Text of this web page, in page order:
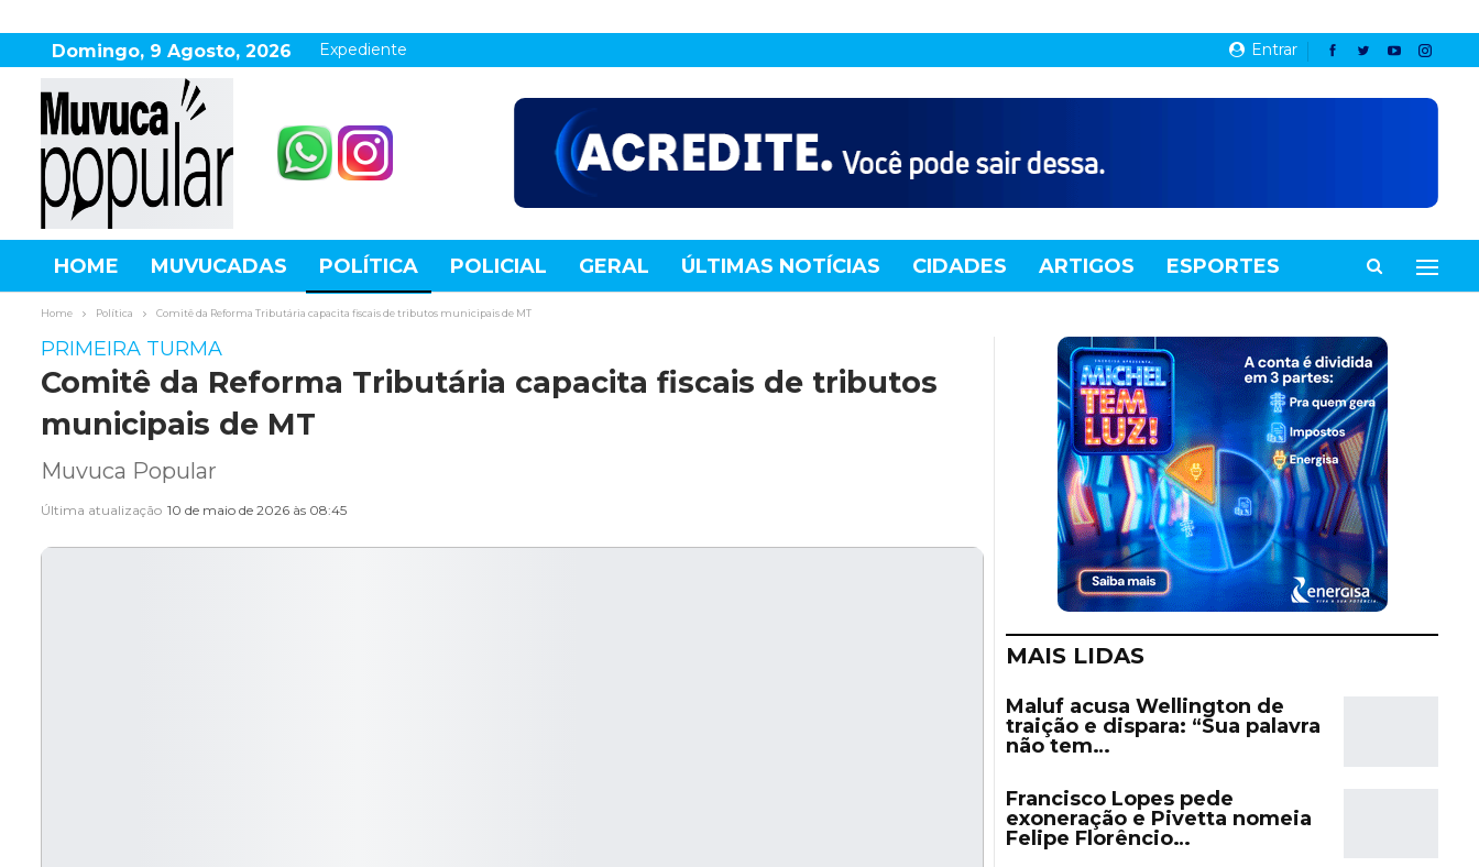
Entrar
Domingo, 9 Agosto, 2026 Expediente
HOME MUVUCADAS POLÍTICA POLICIAL GERAL ÚLTIMAS NOTÍCIAS CIDADES ARTIGOS ESPORTES
AGRONEGÓCIO DESTAQUES ESPORTE
Home Política Comitê da Reforma Tributária capacita fiscais de tributos municipais de MT
PRIMEIRA TURMA
Comitê da Reforma Tributária capacita fiscais de tributos
municipais de MT
Muvuca Popular
Última atualização 10 de maio de 2026 às 08:45
MAIS LIDAS
Maluf acusa Wellington de
traição e dispara: “Sua palavra
não tem…
Francisco Lopes pede
exoneração e Pivetta nomeia
Felipe Florêncio…